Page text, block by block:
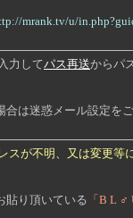
mrank.tv/u/
力してパス再送からパ
は迷惑メール設定を
スが不明、又は変更等
貼り頂いている 「B L